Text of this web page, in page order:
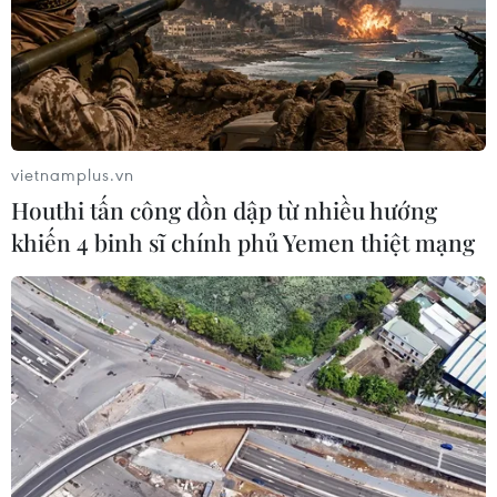
em
07/08/2026 04:28
Chuyên gia Canada đánh giá cao bản
07/08/2026 03:49
Venezuela khởi động đàm phán về
tiến trình chuyển giao chính trị
07/08/2026 02:58
Sập công trình tại Cuba khiến 2
người tử vong
vietnamplus.vn
Houthi tấn công dồn dập từ nhiều hướng
khiến 4 binh sĩ chính phủ Yemen thiệt mạng